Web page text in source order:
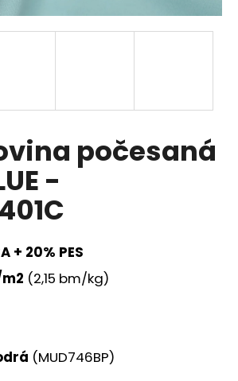
počesaná
-
+ 20% PES
(2,15 bm/kg)
(MUD746BP)
HĽADAŤ